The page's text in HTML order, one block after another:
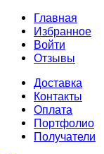
Главная
Избранное
Войти
Отзывы
Доставка
Контакты
Оплата
Портфолио
Получатели